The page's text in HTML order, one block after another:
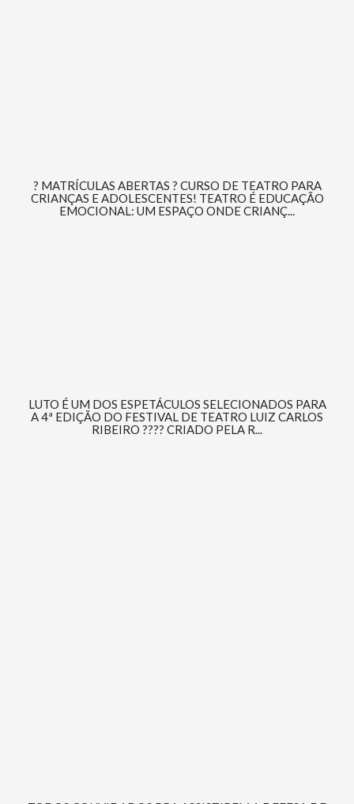
? MATRÍCULAS ABERTAS ? CURSO DE TEATRO PARA
CRIANÇAS E ADOLESCENTES! TEATRO É EDUCAÇÃO
EMOCIONAL: UM ESPAÇO ONDE CRIANÇ...
LUTO É UM DOS ESPETÁCULOS SELECIONADOS PARA
A 4ª EDIÇÃO DO FESTIVAL DE TEATRO LUIZ CARLOS
RIBEIRO ???? CRIADO PELA R...